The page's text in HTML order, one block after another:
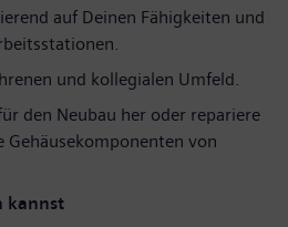
auf Deinen Fähigkeiten und
und kollegialen Umfeld.
den Neubau her oder repariere
Gehäusekomponenten von
kannst